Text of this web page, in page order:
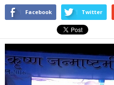
Facebook Twitter